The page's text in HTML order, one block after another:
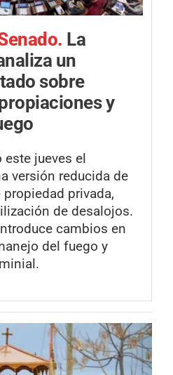
La
un
sobre
y
este jueves el
versión reducida de
privada,
de desalojos.
cambios en
del fuego y